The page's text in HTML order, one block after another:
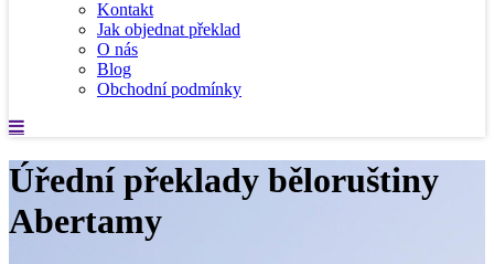
Kontakt
Jak objednat překlad
O nás
Blog
Obchodní podmínky
Úřední překlady běloruštiny
Abertamy